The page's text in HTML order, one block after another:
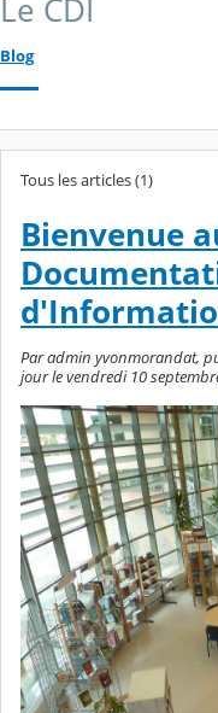
Le CDI
Blog
Tous les articles (1)
Bienvenue
Par admin yvonmorandat,
jour le vendredi 10